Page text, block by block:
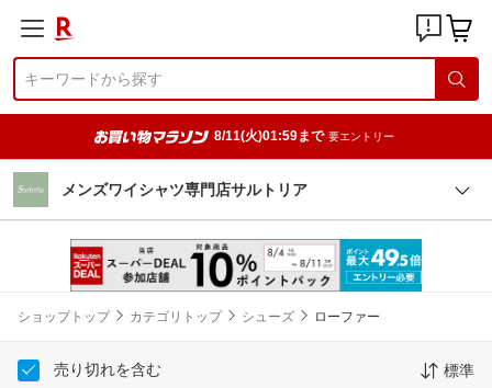
8/11(火)01:59まで 要エントリー
メンズワイシャツ専門店サルトリア
ショップトップ カテゴリトップ シューズ ローファー
売り切れを含む 標準